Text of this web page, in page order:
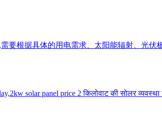
要根据具体的用电需求、太阳能辐射、光伏
solar panel price 2 किलोवाट की सोलर